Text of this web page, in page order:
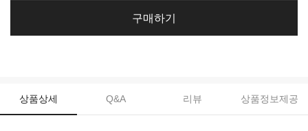
구매하기
상품상세 Q&A 리뷰 상품정보제공